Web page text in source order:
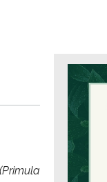
(Primula